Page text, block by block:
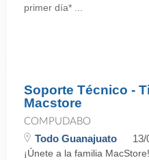
primer día* ...
Soporte Técnico -
Macstore
COMPUDABO
Todo Guanajuato 13/
¡Únete a la familia MacStore!